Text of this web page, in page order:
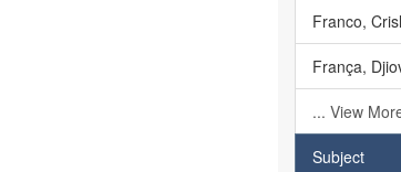
Franco,
França,
... View
Subject